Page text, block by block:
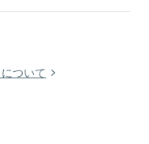
ついて